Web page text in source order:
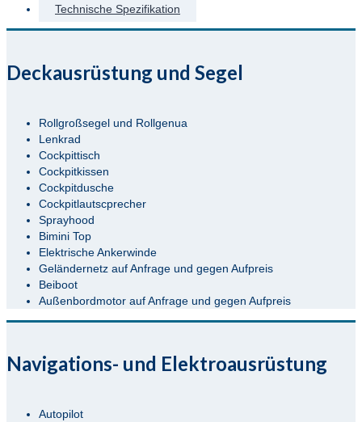
Technische Spezifikation
Deckausrüstung und Segel
Rollgroßsegel und Rollgenua
Lenkrad
Cockpittisch
Cockpitkissen
Cockpitdusche
Cockpitlautscprecher
Sprayhood
Bimini Top
Elektrische Ankerwinde
Geländernetz auf Anfrage und gegen Aufpreis
Beiboot
Außenbordmotor auf Anfrage und gegen Aufpreis
Navigations- und Elektroausrüstung
Autopilot